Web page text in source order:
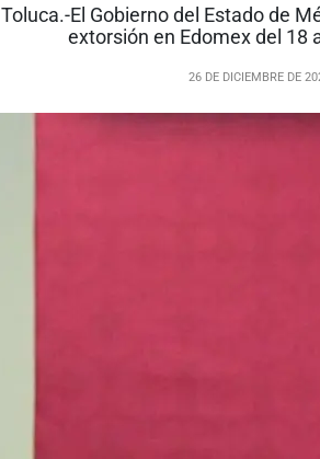
Toluca.-El Gobierno del Estado de
extorsión en Edomex del 18
26 DE DICIEMBRE DE